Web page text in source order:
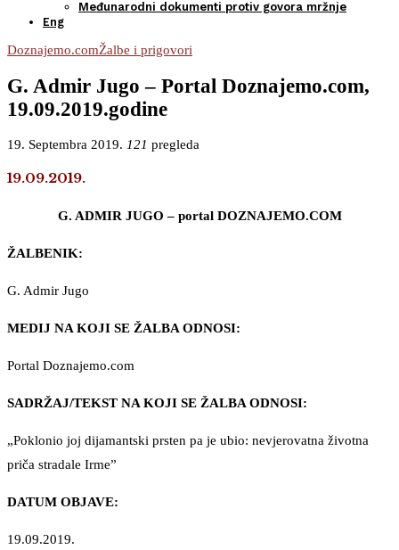
Međunarodni dokumenti protiv govora mržnje
Eng
Doznajemo.comŽalbe i prigovori
G. Admir Jugo – Portal Doznajemo.com,
19.09.2019.godine
19. Septembra 2019. 121 pregleda
19.09.2019.
G. ADMIR JUGO – portal DOZNAJEMO.COM
ŽALBENIK:
G. Admir Jugo
MEDIJ NA KOJI SE ŽALBA ODNOSI:
Portal Doznajemo.com
SADRŽAJ/TEKST NA KOJI SE ŽALBA ODNOSI:
„Poklonio joj dijamantski prsten pa je ubio: nevjerovatna životna
priča stradale Irme”
DATUM OBJAVE:
19.09.2019.